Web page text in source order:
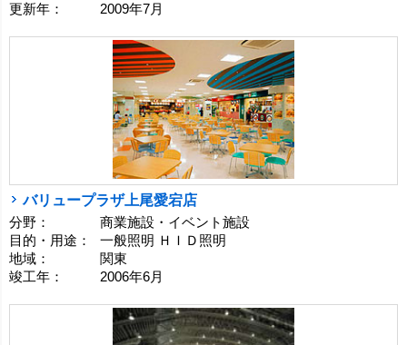
更新年：
2009年7月
バリュープラザ上尾愛宕店
分野：
商業施設・イベント施設
目的・用途：
一般照明 ＨＩＤ照明
地域：
関東
竣工年：
2006年6月